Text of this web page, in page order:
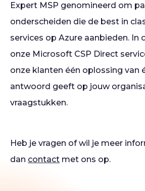
Expert MSP genomineerd om
onderscheiden die de best in
services op Azure aanbieden.
onze Microsoft CSP Direct
onze klanten één oplossing van
antwoord geeft op jouw
vraagstukken.
Heb je vragen of wil je meer
dan contact met ons op.